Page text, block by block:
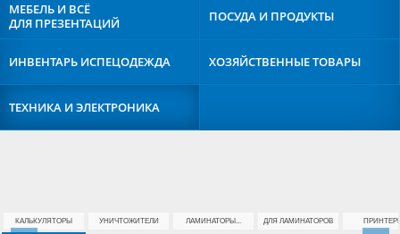
МЕБЕЛЬ И ВСЁ
ДЛЯ ПРЕЗЕНТАЦИЙ
ПОСУДА И ПРОДУКТЫ
ИНВЕНТАРЬ ИСПЕЦОДЕЖДА ХОЗЯЙСТВЕННЫЕТОВАРЫ
ТЕХНИКА ИЭЛЕКТРОНИКА
КАЛЬКУЛЯТОРЫ УНИЧТОЖИТЕЛИ ЛАМИНАТОРЫ... ДЛЯ ЛАМИНАТОРОВ